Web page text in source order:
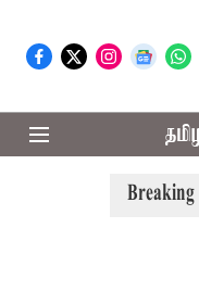
Breaking
வழக்கை வாபஸ் பெற்றார்